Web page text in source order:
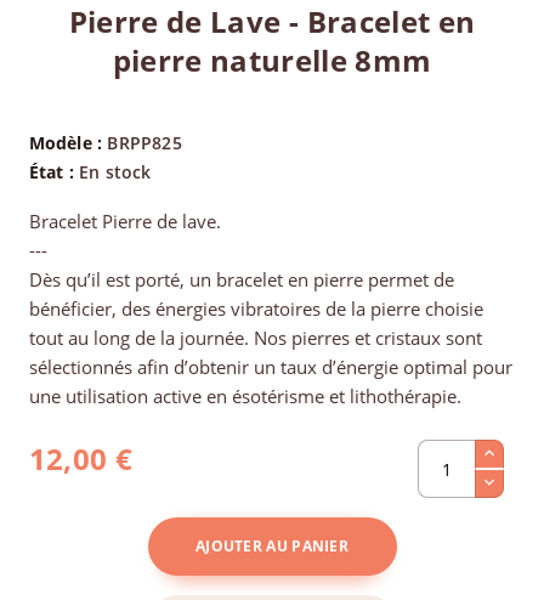
Pierre de Lave - Bracelet en
pierre naturelle 8mm
Modèle : BRPP825
État : En stock
Bracelet Pierre de lave.
---
Dès qu’il est porté, un bracelet en pierre permet de
bénéficier, des énergies vibratoires de la pierre choisie
tout au long de la journée. Nos pierres et cristaux sont
sélectionnés afin d’obtenir un taux d’énergie optimal pour
une utilisation active en ésotérisme et lithothérapie.
12,00 €
AJOUTER AU PANIER